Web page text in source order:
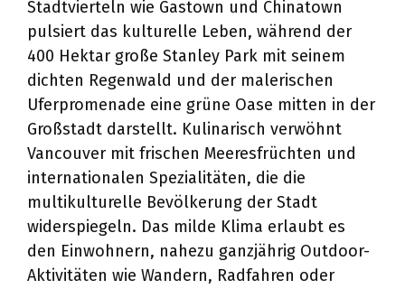
Stadtvierteln wie Gastown und Chinatown
pulsiert das kulturelle Leben, während der
400 Hektar große Stanley Park mit seinem
dichten Regenwald und der malerischen
Uferpromenade eine grüne Oase mitten in der
Großstadt darstellt. Kulinarisch verwöhnt
Vancouver mit frischen Meeresfrüchten und
internationalen Spezialitäten, die die
multikulturelle Bevölkerung der Stadt
widerspiegeln. Das milde Klima erlaubt es
den Einwohnern, nahezu ganzjährig Outdoor-
Aktivitäten wie Wandern, Radfahren oder